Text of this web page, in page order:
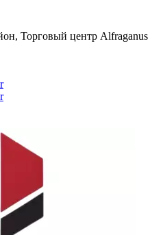
Торговый центр Alfraganus